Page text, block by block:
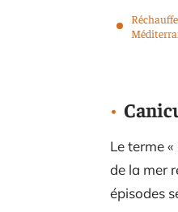
Le terme
de la mer
épisodes